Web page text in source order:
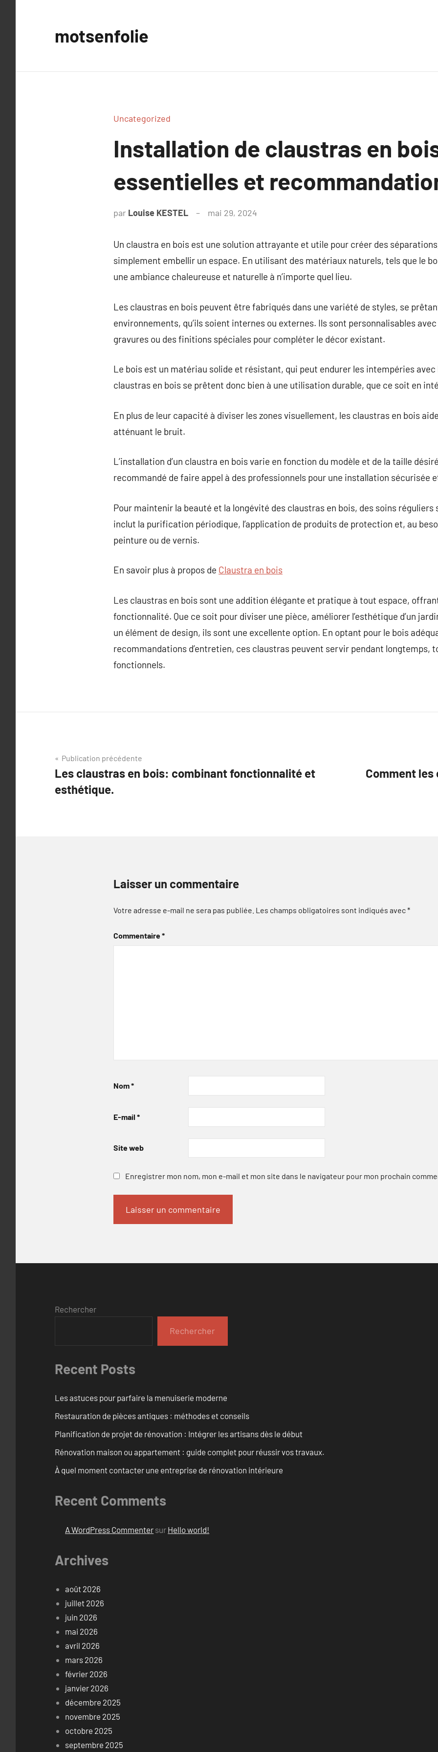
motsenfolie
Uncategorized
Installation de claustras en
essentielles et
par Louise KESTEL mai 29, 2024
Un claustra en bois est une solution attrayante et utile pour créer des
simplement embellir un espace. En utilisant des matériaux naturels, tels que le
une ambiance chaleureuse et naturelle à n’importe quel lieu.
Les claustras en bois peuvent être fabriqués dans une variété de styles, se
environnements, qu’ils soient internes ou externes. Ils sont personnalisables
gravures ou des finitions spéciales pour compléter le décor existant.
Le bois est un matériau solide et résistant, qui peut endurer les intempéries avec
claustras en bois se prêtent donc bien à une utilisation durable, que ce soit en
En plus de leur capacité à diviser les zones visuellement, les claustras en bois
atténuant le bruit.
L’installation d’un claustra en bois varie en fonction du modèle et de la taille
recommandé de faire appel à des professionnels pour une installation sécurisée
Pour maintenir la beauté et la longévité des claustras en bois, des soins réguliers
inclut la purification périodique, l’application de produits de protection et, au
peinture ou de vernis.
En savoir plus à propos de Claustra en bois
Les claustras en bois sont une addition élégante et pratique à tout espace,
fonctionnalité. Que ce soit pour diviser une pièce, améliorer l’esthétique d’un
un élément de design, ils sont une excellente option. En optant pour le bois
recommandations d’entretien, ces claustras peuvent servir pendant longtemps,
fonctionnels.
Navigation
de
l’article
Publication précédente
Les claustras en bois: combinant fonctionnalité et
esthétique.
Comment
Laisser un commentaire
Votre adresse e-mail ne sera pas publiée. Les champs obligatoires sont indiqués avec*
Commentaire*
Nom*
E-mail *
Site web
Enregistrer mon nom, mon e-mail et mon site dans le navigateur pour mon prochain
Rechercher
Rechercher
Recent Posts
Les astuces pour parfaire la menuiserie moderne
Restauration de pièces antiques : méthodes et conseils
Planification de projet de rénovation : Intégrer les artisans dès le début
Rénovation maison ou appartement : guide complet pour réussir vos travaux.
À quel moment contacter une entreprise de rénovation intérieure
Recent Comments
A WordPress Commenter sur Hello world!
Archives
août 2026
juillet 2026
juin 2026
mai 2026
avril 2026
mars 2026
février 2026
janvier 2026
décembre 2025
novembre 2025
octobre 2025
septembre 2025